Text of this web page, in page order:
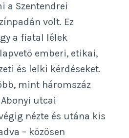
a Szentendrei
volt. Ez
a fiatal lélek
emberi, etikai,
és lelki kérdéseket.
mint háromszáz
utcai
nézte és utána kis
– közösen